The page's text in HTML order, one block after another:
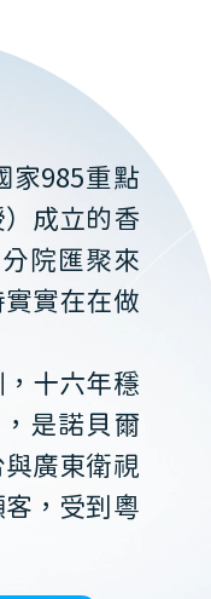
家985重點
成立的香
院匯聚來
實在在做
十六年穩
是諾貝爾
廣東衛視
，受到粵